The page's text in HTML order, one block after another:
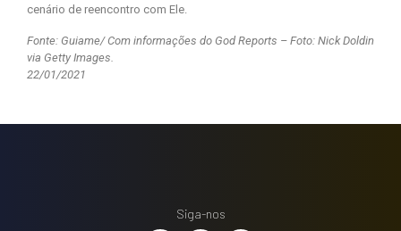
cenário de reencontro com Ele.
Fonte: Guiame/ Com informações do God Reports – Foto: Nick Doldin
via Getty Images.
22/01/2021
Siga-nos